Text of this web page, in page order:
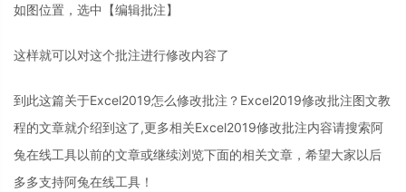
如图位置，选中【编辑批注】
这样就可以对这个批注进行修改内容了
到此这篇关于Excel2019怎么修改批注？Excel2019修改批注图文教
程的文章就介绍到这了,更多相关Excel2019修改批注内容请搜索阿
兔在线工具以前的文章或继续浏览下面的相关文章，希望大家以后
多多支持阿兔在线工具！